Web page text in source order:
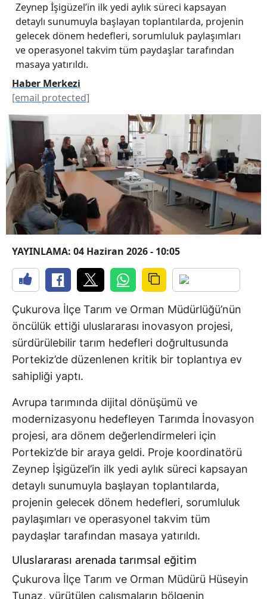
Zeynep İşigüzel’in ilk yedi aylık süreci kapsayan
detaylı sunumuyla başlayan toplantılarda, projenin
gelecek dönem hedefleri, sorumluluk paylaşımları
ve operasyonel takvim tüm paydaşlar tarafından
masaya yatırıldı.
Haber Merkezi
[email protected]
YAYINLAMA: 04 Haziran 2026 - 10:05
Çukurova İlçe Tarım ve Orman Müdürlüğü’nün
öncülük ettiği uluslararası inovasyon projesi,
sürdürülebilir tarım hedefleri doğrultusunda
Portekiz’de düzenlenen kritik bir toplantıya ev
sahipliği yaptı.
Avrupa tarımında dijital dönüşümü ve
modernizasyonu hedefleyen Tarımda İnovasyon
projesi, ara dönem değerlendirmeleri için
Portekiz’de bir araya geldi. Proje koordinatörü
Zeynep İşigüzel’in ilk yedi aylık süreci kapsayan
detaylı sunumuyla başlayan toplantılarda,
projenin gelecek dönem hedefleri, sorumluluk
paylaşımları ve operasyonel takvim tüm
paydaşlar tarafından masaya yatırıldı.
Uluslararası arenada tarımsal eğitim
Çukurova İlçe Tarım ve Orman Müdürü Hüseyin
Tunaz, yürütülen çalışmaların bölgenin